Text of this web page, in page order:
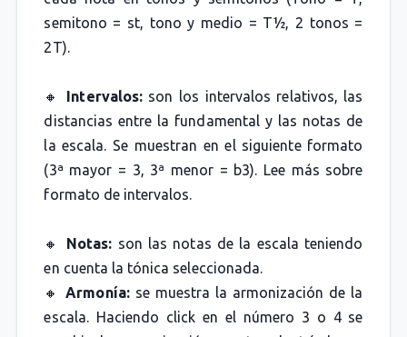
semitono = st, tono y medio = T½, 2 tonos =
2T).
🔸 Intervalos:son los intervalos relativos, las
distancias entre la fundamental y las notas de
la escala. Se muestran en el siguiente formato
(3ª mayor = 3, 3ª menor = b3). Lee más sobre
formato de intervalos.
🔸 Notas: son las notas de la escala teniendo
en cuenta la tónica seleccionada.
🔸Armonía:se muestra la armonización de la
escala. Haciendo click en el número 3 o 4 se